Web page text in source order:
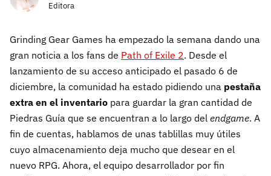
Editora
Grinding Gear Games ha empezado la semana dando una
gran noticia a los fans de Path of Exile 2. Desde el
lanzamiento de su acceso anticipado el pasado 6 de
diciembre, la comunidad ha estado pidiendo una pestaña
extra en el inventario para guardar la gran cantidad de
Piedras Guía que se encuentran a lo largo del endgame. A
fin de cuentas, hablamos de unas tablillas muy útiles
cuyo almacenamiento deja mucho que desear en el
nuevo RPG. Ahora, el equipo desarrollador por fin